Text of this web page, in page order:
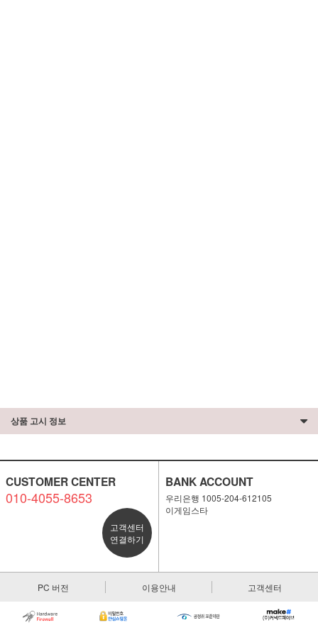
상품 고시 정보
CUSTOMER CENTER
010-4055-8653
고객센터
연결하기
BANK ACCOUNT
우리은행 1005-204-612105
이게임스타
PC 버전 이용안내 고객센터